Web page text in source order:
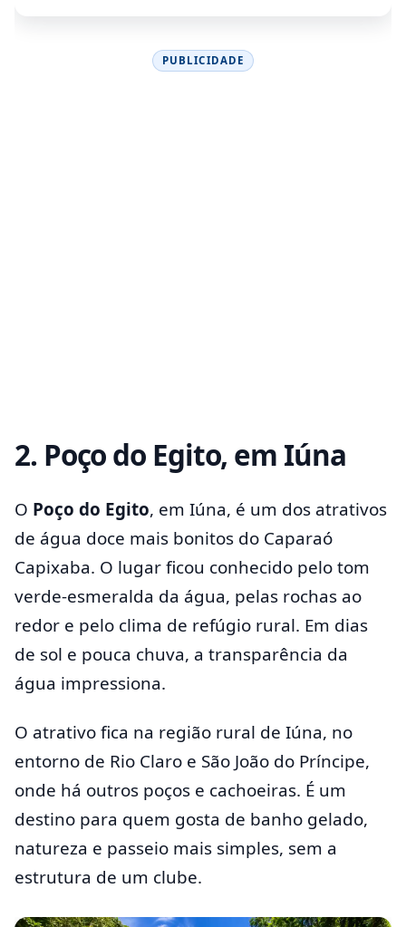
PUBLICIDADE
2. Poço do Egito, em Iúna
O Poço do Egito, em Iúna, é um dos atrativos
de água doce mais bonitos do Caparaó
Capixaba. O lugar ficou conhecido pelo tom
verde-esmeralda da água, pelas rochas ao
redor e pelo clima de refúgio rural. Em dias
de sol e pouca chuva, a transparência da
água impressiona.
O atrativo fica na região rural de Iúna, no
entorno de Rio Claro e São João do Príncipe,
onde há outros poços e cachoeiras. É um
destino para quem gosta de banho gelado,
natureza e passeio mais simples, sem a
estrutura de um clube.